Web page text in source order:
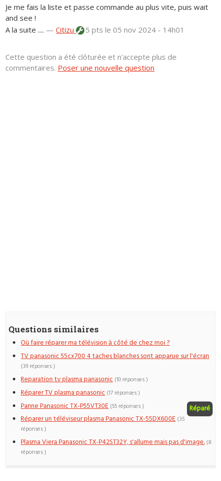
Je me fais la liste et passe commande au plus vite, puis wait
and see !
A la suite .... —Citizu 5 ptsle 05 nov 2024 - 14h01
Cette question a été clôturée et n'accepte plus de
commentaires. Poser une nouvelle question
Questions similaires
Où faire réparer ma télévision à côté de chez moi ?
TV panasonic 55cx700 4 taches blanches sont apparue sur l'écran
(39 réponses )
Reparation tv plasma panasonic (10 réponses )
Réparer TV plasma panasonic (17 réponses )
Panne Panasonic TX-P55VT30E Réparé
(55 réponses )
Réparer un téléviseur plasma Panasonic TX-55DX600E (35
réponses )
Plasma Viera Panasonic TX-P42ST32Y, s'allume mais pas d'image. (8
réponses )